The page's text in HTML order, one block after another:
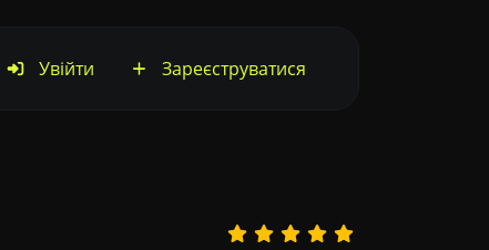
Увійти Зареєструватися